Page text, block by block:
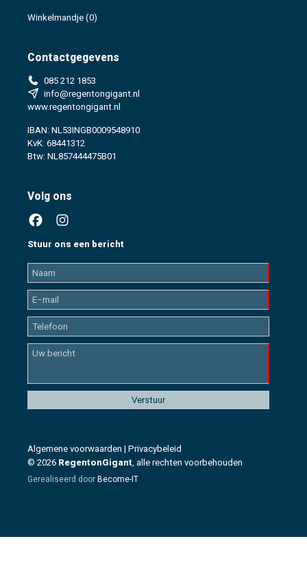
Winkelmandje (0)
Contactgegevens
085 212 1853
info@regentongigant.nl
www.regentongigant.nl
IBAN: NL53INGB0009548910
KvK: 68441312
Btw: NL857444475B01
Volg ons
Stuur ons een bericht
Algemene voorwaarden | Privacybeleid
© 2026 RegentonGigant, alle rechten voorbehouden
Gerealiseerd door Become-IT